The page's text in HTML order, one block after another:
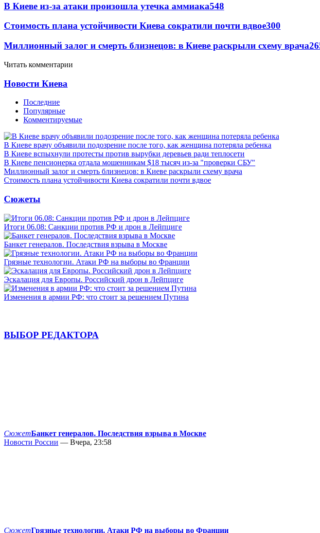
В Киеве из-за атаки произошла утечка аммиака548
Стоимость плана устойчивости Киева сократили почти вдвое300
Миллионный залог и смерть близнецов: в Киеве раскрыли схему врача
Читать комментарии
Новости Киева
Последние
Популярные
Комментируемые
В Киеве врачу объявили подозрение после того, как женщина потеряла ребенка
В Киеве вспыхнули протесты против вырубки деревьев ради теплосети
В Киеве пенсионерка отдала мошенникам $18 тысяч из-за "проверки СБУ"
Миллионный залог и смерть близнецов: в Киеве раскрыли схему врача
Стоимость плана устойчивости Киева сократили почти вдвое
Сюжеты
Итоги 06.08: Санкции против РФ и дрон в Лейпциге
Банкет генералов. Последствия взрыва в Москве
Грязные технологии. Атаки РФ на выборы во Франции
Эскалация для Европы. Российский дрон в Лейпциге
Изменения в армии РФ: что стоит за решением Путина
ВЫБОР РЕДАКТОРА
СюжетБанкет генералов. Последствия взрыва в Москве
Новости России — Вчера, 23:58
СюжетГрязные технологии. Атаки РФ на выборы во Франции